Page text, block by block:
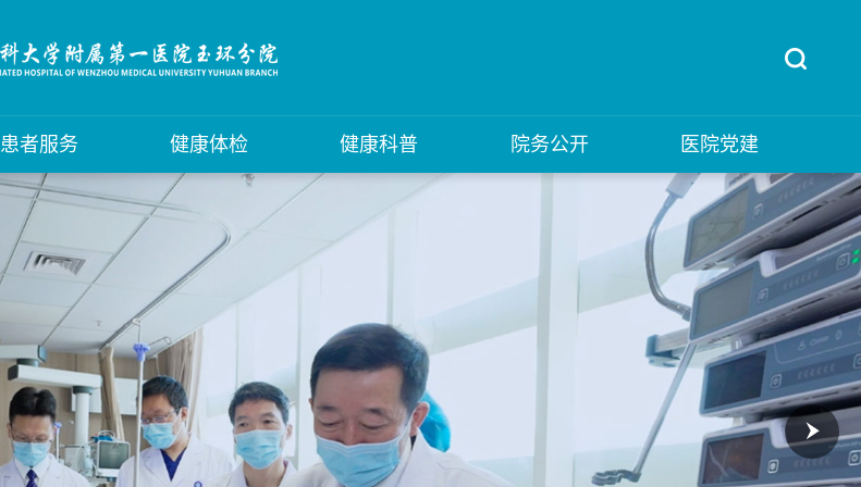
患者服务 健康体检 健康科普 院务公开 医院党建